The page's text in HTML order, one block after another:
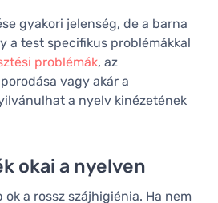
gyakori jelenség, de a barna
a test specifikus problémákkal
problémák, az
vagy akár a
a nyelv kinézetének
okai a nyelven
a rossz szájhigiénia. Ha nem